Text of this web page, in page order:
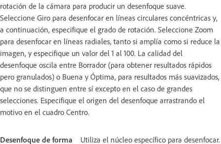
rotación de la cámara para producir un desenfoque suave.
Seleccione Giro para desenfocar en líneas circulares concéntricas y,
a continuación, especifique el grado de rotación. Seleccione Zoom
para desenfocar en líneas radiales, tanto si amplía como si reduce la
imagen, y especifique un valor del 1 al 100. La calidad del
desenfoque oscila entre Borrador (para obtener resultados rápidos
pero granulados) o Buena y Óptima, para resultados más suavizados,
que no se distinguen entre sí excepto en el caso de grandes
selecciones. Especifique el origen del desenfoque arrastrando el
motivo en el cuadro Centro.
Desenfoque de forma
Utiliza el núcleo específico para desenfocar.